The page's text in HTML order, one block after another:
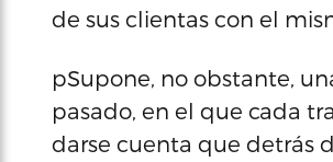
de sus clientas con el
pSupone, no obstante,
pasado, en el que cada
darse cuenta que detrás